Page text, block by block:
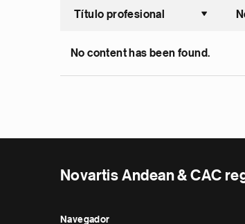
Título profesional
No content has been found.
Novartis Andean & CAC
Navegador